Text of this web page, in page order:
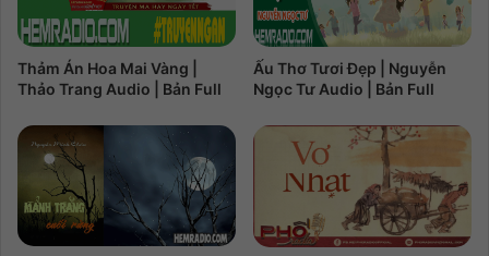
Thảm Án Hoa Mai Vàng |
Thảo Trang Audio | Bản Full
Ấu Thơ Tươi Đẹp | Nguyễn
Ngọc Tư Audio | Bản Full